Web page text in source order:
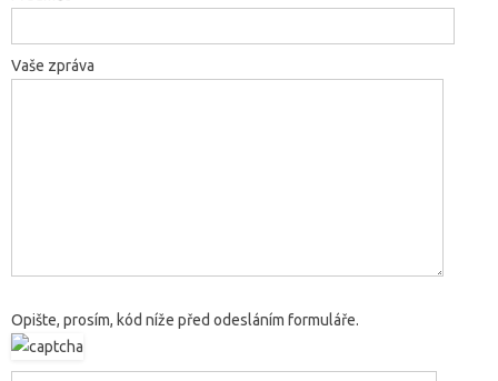
Vaše zpráva
Opište, prosím, kód níže před odesláním formuláře.